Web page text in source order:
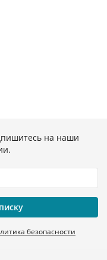
на наши
безопасности